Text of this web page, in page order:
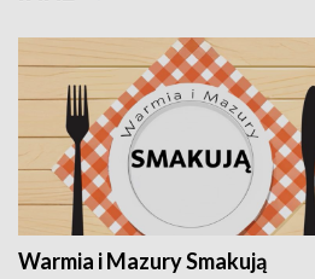
Warmia i Mazury Smakują